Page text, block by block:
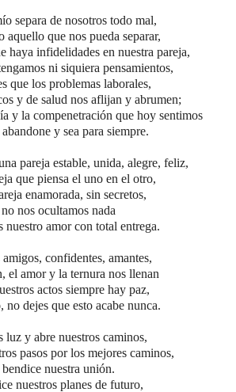
separa de nosotros todo mal,
aquello que nos pueda separar,
haya infidelidades en nuestra pareja,
ni siquiera pensamientos,
que los problemas laborales,
y de salud nos aflijan y abrumen;
y la compenetración que hoy sentimos
y sea para siempre.
pareja estable, unida, alegre, feliz,
que piensa el uno en el otro,
enamorada, sin secretos,
no nos ocultamos nada
nuestro amor con total entrega.
amigos, confidentes, amantes,
el amor y la ternura nos llenan
actos siempre hay paz,
no dejes que esto acabe nunca.
luz y abre nuestros caminos,
pasos por los mejores caminos,
bendice nuestra unión.
nuestros planes de futuro,